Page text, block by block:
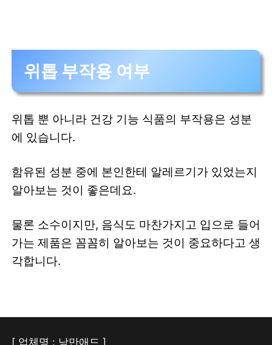
위톱 부작용 여부
위톱 뿐 아니라 건강 기능 식품의 부작용은 성분
에 있습니다.
함유된 성분 중에 본인한테 알레르기가 있었는지
알아보는 것이 좋은데요.
물론 소수이지만, 음식도 마찬가지고 입으로 들어
가는 제품은 꼼꼼히 알아보는 것이 중요하다고 생
각합니다.
[ 업체명 : 낭만애드 ]